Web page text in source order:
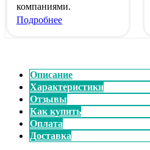
компаниями.
Подробнее
Описание
Характеристики
Отзывы
Как купить
Оплата
Доставка